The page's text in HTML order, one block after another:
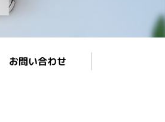
お問い合わせ